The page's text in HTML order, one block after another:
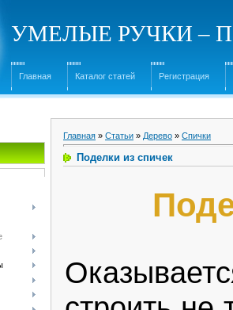
УМЕЛЫЕ РУЧКИ –
Главная Каталог статей Регистрация
Главная » Статьи » Дерево » Спички
Поделки из спичек